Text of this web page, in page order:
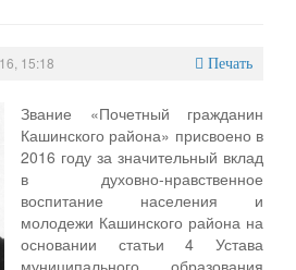
воздействия
проектирования
и застройки
15:18 Печать
Звание «Почетный гражданин
Кашинского района» присвоено в
2016 году за значительный вклад
в духовно-нравственное
воспитание населения и
молодежи Кашинского района на
основании статьи 4 Устава
муниципального образования